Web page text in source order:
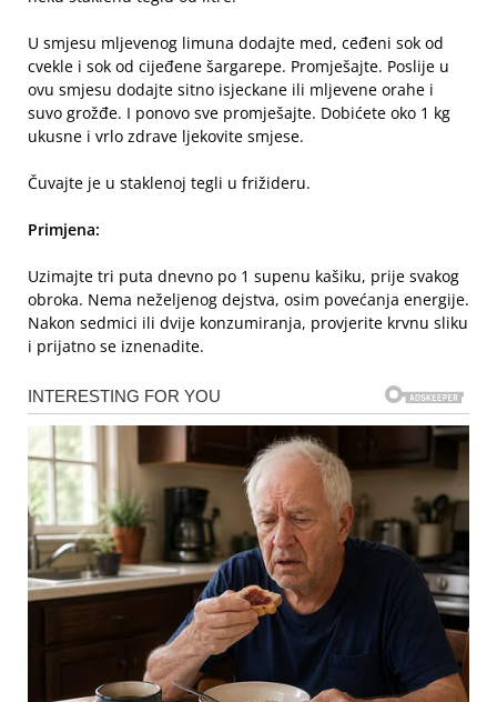
U smjesu mljevenog limuna dodajte med, ceđeni sok od
cvekle i sok od cijeđene šargarepe. Promješajte. Poslije u
ovu smjesu dodajte sitno isjeckane ili mljevene orahe i
suvo grožđe. I ponovo sve promješajte. Dobićete oko 1 kg
ukusne i vrlo zdrave ljekovite smjese.
Čuvajte je u staklenoj tegli u frižideru.
Primjena:
Uzimajte tri puta dnevno po 1 supenu kašiku, prije svakog
obroka. Nema neželjenog dejstva, osim povećanja energije.
Nakon sedmici ili dvije konzumiranja, provjerite krvnu sliku
i prijatno se iznenadite.